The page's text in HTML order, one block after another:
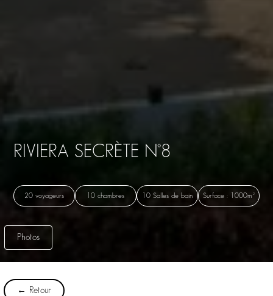
RIVIERA SECRÈTE N°8
20 voyageurs 10 chambres 10 Salles de bain Surface : 1000m²
Photos
← Retour